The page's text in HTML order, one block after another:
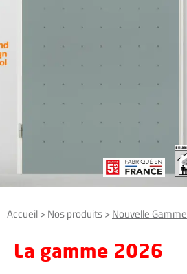
Accueil > Nos produits >Nouvelle Gamme
La gamme 2026